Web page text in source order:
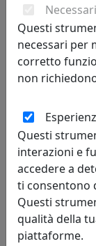
PORTAFOTO
OTTAVIANI
Ottaviani
Necessari
Questi
necessari per
corretto
non
Questi
interazioni e
accedere a
ti consentono
Questi
qualità della
piattaforme.